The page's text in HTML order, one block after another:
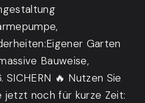
Garten
Bauweise,
SICHERN 🔥 Nutzen Sie
jetzt noch für kurze Zeit: